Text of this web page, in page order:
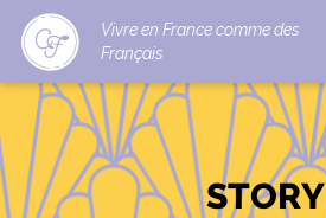
Vivre en France comme des
Français
STORY